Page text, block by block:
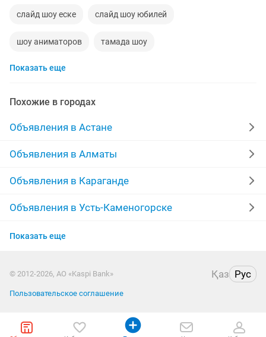
слайд шоу еске слайд шоу юбилей
шоу аниматоров тамада шоу
Показать еще
Похожие в городах
Объявления в Астане
Объявления в Алматы
Объявления в Караганде
Объявления в Усть-Каменогорске
Объявления в Актобе
Объявления в Таразе
Объявления в Павлодаре
Показать еще
© 2012-2026, АО «Kaspi Bank» Қаз Рус
Пользовательское соглашение